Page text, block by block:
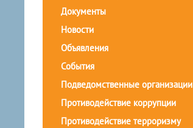
Документы
Новости
Объявления
События
Подведомственные организации
Противодействие коррупции
Противодействие терроризму